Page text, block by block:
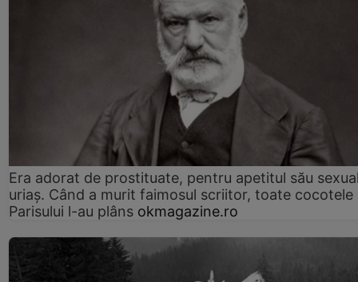
Era adorat de prostituate, pentru apetitul său
uriaș. Când a murit faimosul scriitor, toate cocotele
Parisului l-au plâns okmagazine.ro